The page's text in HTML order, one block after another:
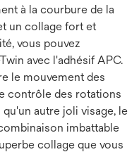
à la courbure de la
un collage fort et
vous pouvez
avec l'adhésif APC.
le mouvement des
contrôle des rotations
autre joli visage, le
imbattable
collage que vous